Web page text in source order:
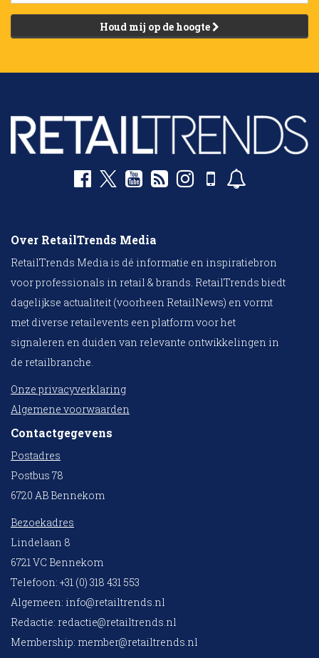
Houd mij op de hoogte
Over RetailTrends Media
RetailTrends Media is dé informatie en inspiratiebron
voor professionals in retail & brands. RetailTrends biedt
dagelijkse actualiteit (voorheen RetailNews) en vormt
met diverse retailevents een platform voor het
signaleren en duiden van relevante ontwikkelingen in
de retailbranche.
Onze privacyverklaring
Algemene voorwaarden
Contactgegevens
Postadres
Postbus 78
6720 AB Bennekom
Bezoekadres
Lindelaan 8
6721 VC Bennekom
Telefoon: +31 (0) 318 431 553
Algemeen: info@retailtrends.nl
Redactie: redactie@retailtrends.nl
Membership: member@retailtrends.nl